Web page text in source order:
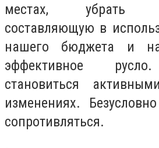
местах, убрать
составляющую в
нашего бюджета и
эффективное
становиться
изменениях.
сопротивляться.